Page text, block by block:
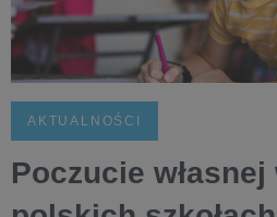
AKTUALNOŚCI
Poczucie